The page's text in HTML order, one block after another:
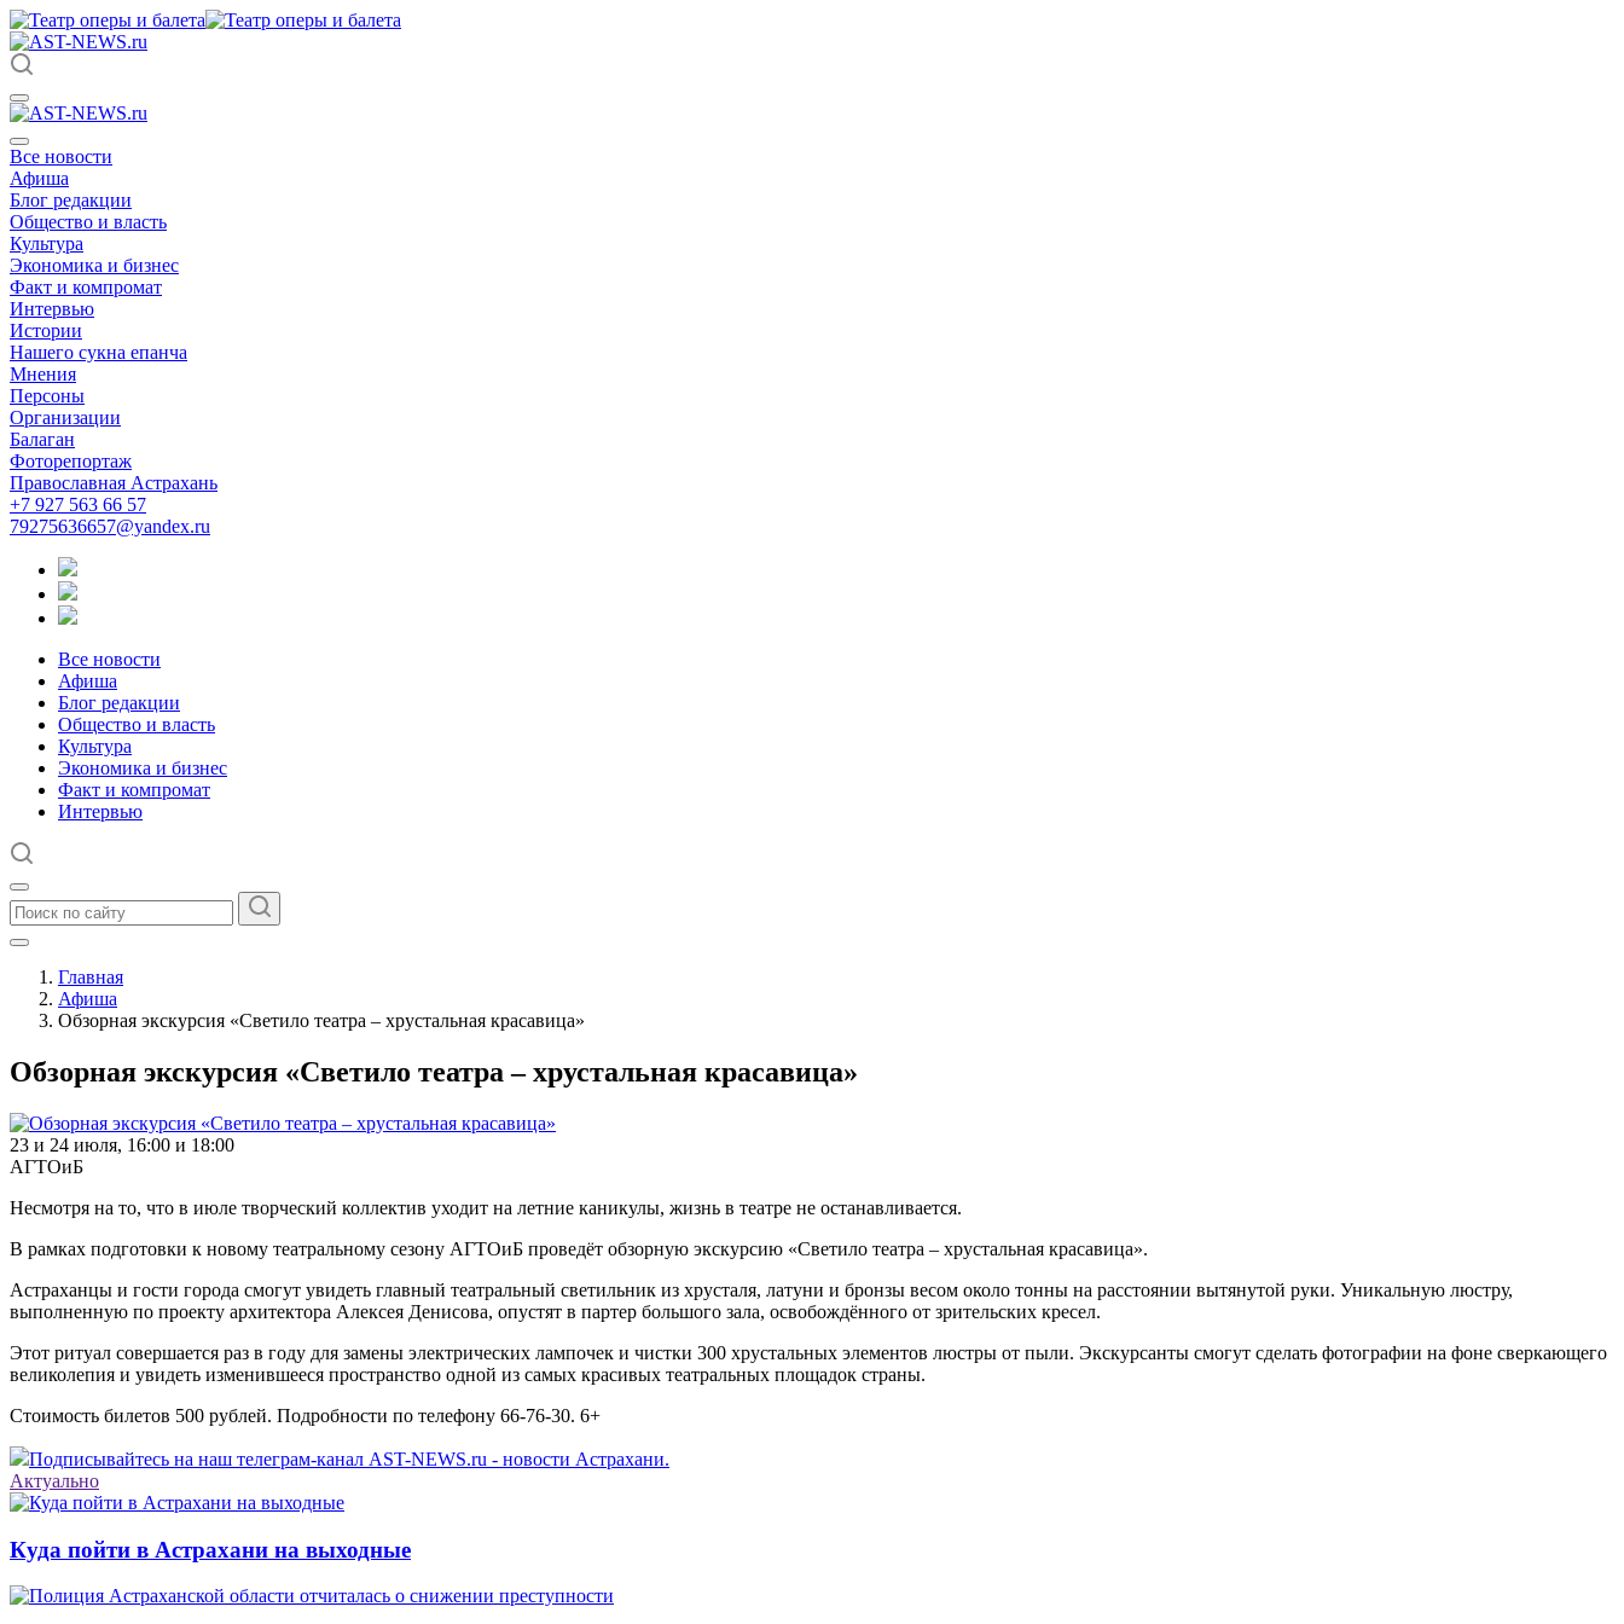
Все новости
Афиша
Блог редакции
Общество и власть
Культура
Экономика и бизнес
Факт и компромат
Интервью
Истории
Нашего сукна епанча
Мнения
Персоны
Организации
Балаган
Фоторепортаж
Православная Астрахань
+7 927 563 66 57
79275636657@yandex.ru
Все новости
Афиша
Блог редакции
Общество и власть
Культура
Экономика и бизнес
Факт и компромат
Интервью
Главная
Афиша
Обзорная экскурсия «Светило театра – хрустальная красавица»
Обзорная экскурсия «Светило театра – хрустальная красавица»
23 и 24 июля, 16:00 и 18:00
АГТОиБ
Несмотря на то, что в июле творческий коллектив уходит на летние каникулы, жизнь в театре не останавливается.
В рамках подготовки к новому театральному сезону АГТОиБ проведёт обзорную экскурсию «Светило театра – хрустальная красавица».
Астраханцы и гости города смогут увидеть главный театральный светильник из хрусталя, латуни и бронзы весом около тонны на расстоянии вытянутой руки. Уникальную люстру,
выполненную по проекту архитектора Алексея Денисова, опустят в партер большого зала, освобождённого от зрительских кресел.
Этот ритуал совершается раз в году для замены электрических лампочек и чистки 300 хрустальных элементов люстры от пыли. Экскурсанты смогут сделать фотографии на фоне сверкающего
великолепия и увидеть изменившееся пространство одной из самых красивых театральных площадок страны.
Стоимость билетов 500 рублей. Подробности по телефону 66-76-30. 6+
Подписывайтесь на наш телеграм-канал AST-NEWS.ru - новости Астрахани.
Актуально
Куда пойти в Астрахани на выходные